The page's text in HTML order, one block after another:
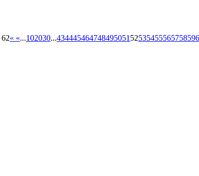
« «...102030...434445464748495051 5253545556575859